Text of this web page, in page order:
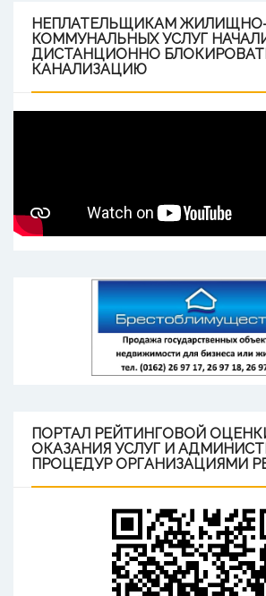
НЕПЛАТЕЛЬЩИКАМ
КОММУНАЛЬНЫХ УСЛУГ
ДИСТАНЦИОННО
КАНАЛИЗАЦИЮ
ПОРТАЛ РЕЙТИНГОВОЙ
ОКАЗАНИЯ УСЛУГ И
ПРОЦЕДУР ОРГАНИЗАЦИЯМИ